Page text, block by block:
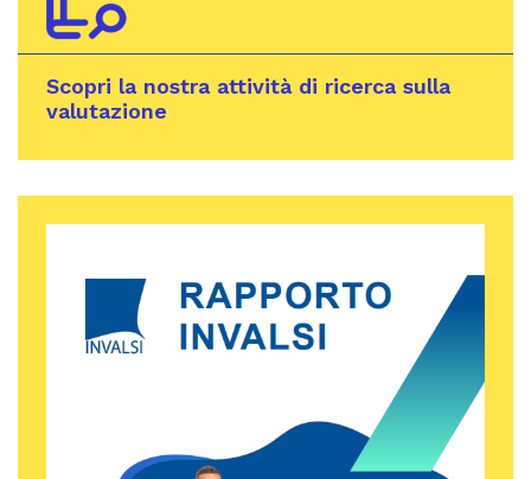
Scopri la nostra attività di ricerca sulla
valutazione